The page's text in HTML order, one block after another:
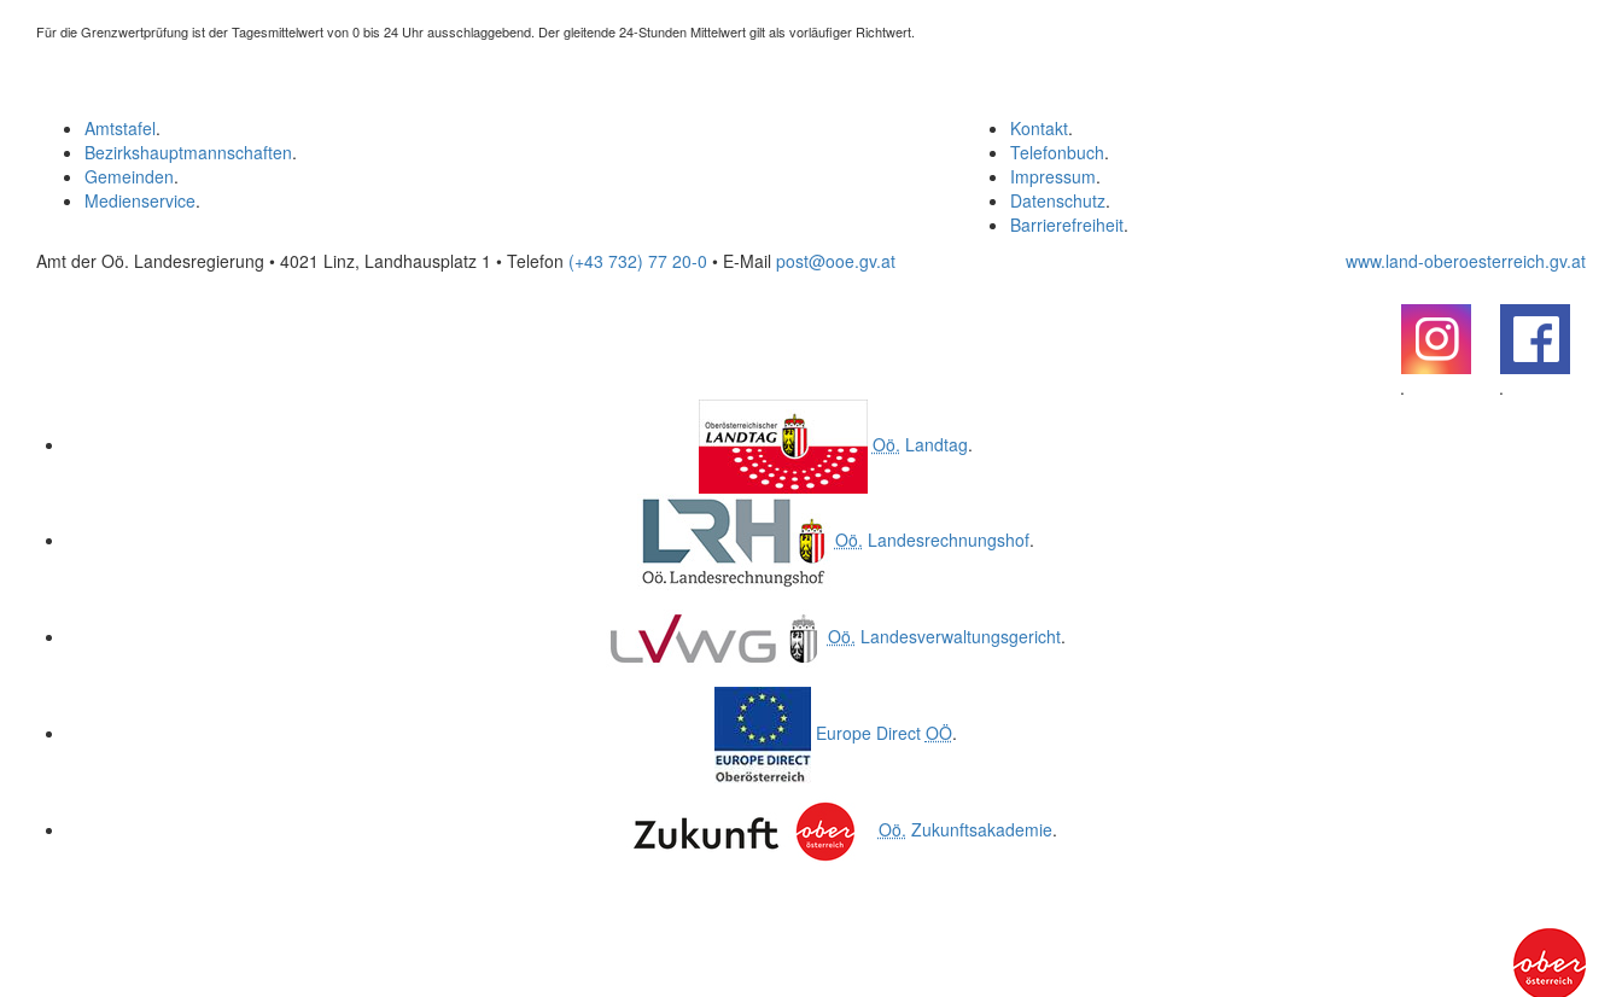
Für die Grenzwertprüfung ist der Tagesmittelwert von 0 bis 24 Uhr ausschlaggebend. Der gleitende 24-Stunden Mittelwert gilt als vorläufiger Richtwert.
Kontakt.
Telefonbuch.
Impressum.
Datenschutz.
Barrierefreiheit.
Amtstafel.
Bezirkshauptmannschaften.
Gemeinden.
Medienservice.
Amt der Oö. Landesregierung • 4021 Linz, Landhausplatz 1 • Telefon (+43 732) 77 20-0 • E-Mail post@ooe.gv.at www.land-oberoesterreich.gv.at
.
.
Oö. Landtag.
Oö. Landesrechnungshof.
Oö. Landesverwaltungsgericht.
Europe Direct OÖ.
Oö. Zukunftsakademie.